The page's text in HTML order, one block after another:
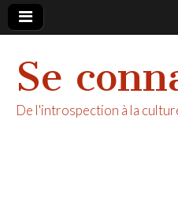
Se
De l'introspection à la